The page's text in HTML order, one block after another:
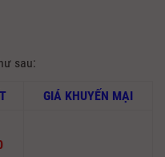
sau:
GIÁ KHUYẾN MẠI